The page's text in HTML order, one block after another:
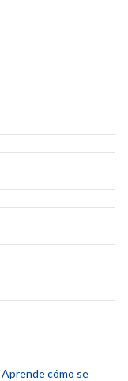
Aprende cómo se